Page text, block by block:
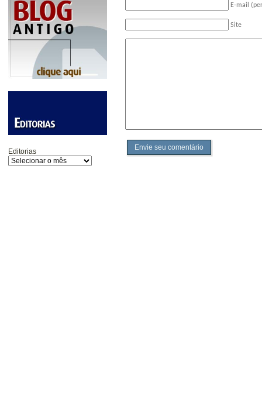
Editorias
E-mail
Site
Envie seu comentário